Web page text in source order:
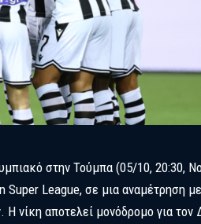
στην Τούμπα (05/10, 20:30,
Super League, σε μια αναμέτρηση
Η νίκη αποτελεί μονόδρομο για